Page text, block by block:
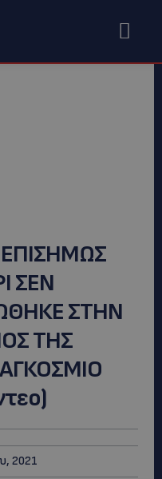
EΠΙΣΗΜΩΣ
ΣΕΝ
ΣΤΗΝ
ΤΗΣ
2021